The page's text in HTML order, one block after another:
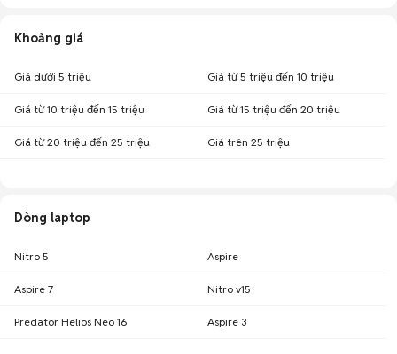
Khoảng giá
Giá dưới 5 triệu Giá từ 5 triệu đến 10 triệu
Giá từ 10 triệu đến 15 triệu Giá từ 15 triệu đến 20 triệu
Giá từ 20 triệu đến 25 triệu Giá trên 25 triệu
Dòng laptop
Nitro 5 Aspire
Aspire 7 Nitro v15
Predator Helios Neo 16 Aspire 3